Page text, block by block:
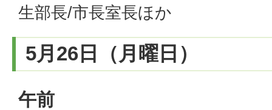
生部長/市長室長ほか
5月26日（月曜日）
午前